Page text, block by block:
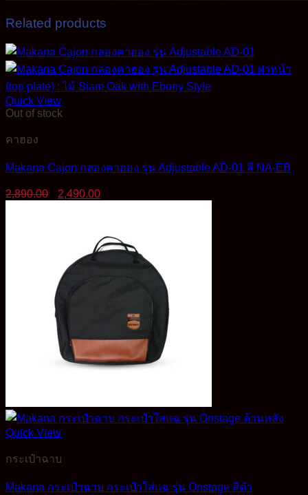
Related products
Quick View
Out of stock
คาฮอง
Makana Cajon กลองคาฮอง รุ่น Adjustable AD-01 สี NA-EB
2,890.00
Original
2,490.00
Quick View
กระเป๋าฉาบ
Makana กระเป๋าฉาบ กระเป๋าใส่แฉ รุ่น Onstage สีดำ